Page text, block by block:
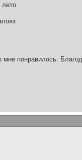
понравилось.